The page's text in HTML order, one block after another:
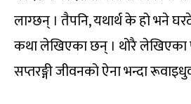
लाग्छन् । तैपनि, यथार्थ के हो भने
कथा लेखिएका छन् । थोरै
सप्तरङ्गी जीवनको ऐना भन्दा